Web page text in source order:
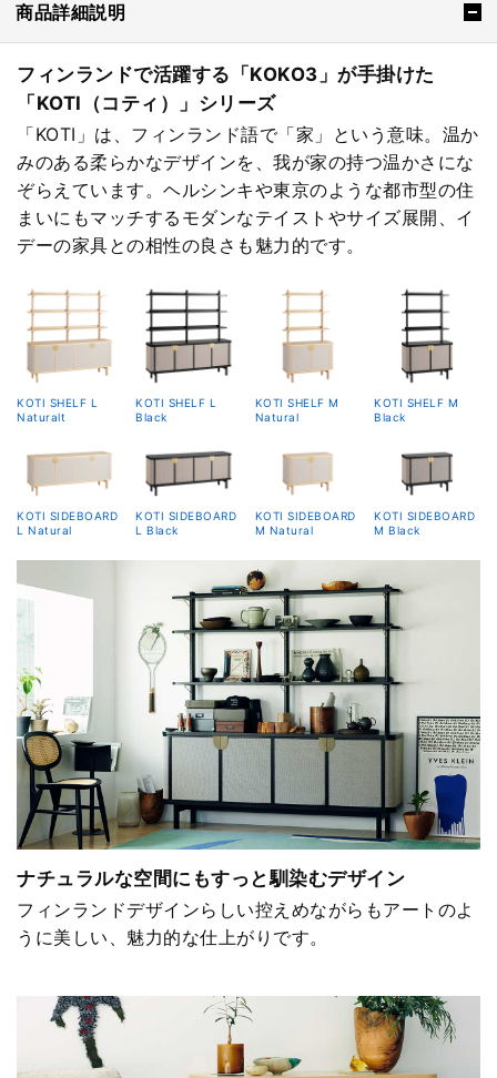
商品詳細説明
フィンランドで活躍する「KOKO3」が手掛けた
「KOTI（コティ）」シリーズ
「KOTI」は、フィンランド語で「家」という意味。温か
みのある柔らかなデザインを、我が家の持つ温かさにな
ぞらえています。ヘルシンキや東京のような都市型の住
まいにもマッチするモダンなテイストやサイズ展開、イ
デーの家具との相性の良さも魅力的です。
KOTI SHELF L
Naturalt
KOTI SHELF L
Black
KOTI SHELF M
Natural
KOTI SHELF M
Black
KOTI SIDEBOARD
L Natural
KOTI SIDEBOARD
L Black
KOTI SIDEBOARD
M Natural
KOTI SIDEBOARD
M Black
ナチュラルな空間にもすっと馴染むデザイン
フィンランドデザインらしい控えめながらもアートのよ
うに美しい、魅力的な仕上がりです。